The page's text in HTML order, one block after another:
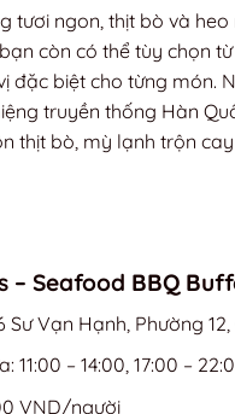
tươi ngon, thịt bò và
còn có thể tùy chọn
đặc biệt cho từng món.
truyền thống Hàn
thịt bò, mỳ lạnh trộn
– Seafood BBQ
Sư Vạn Hạnh, Phường 12,
11:00 – 14:00, 17:00 –
VND/người